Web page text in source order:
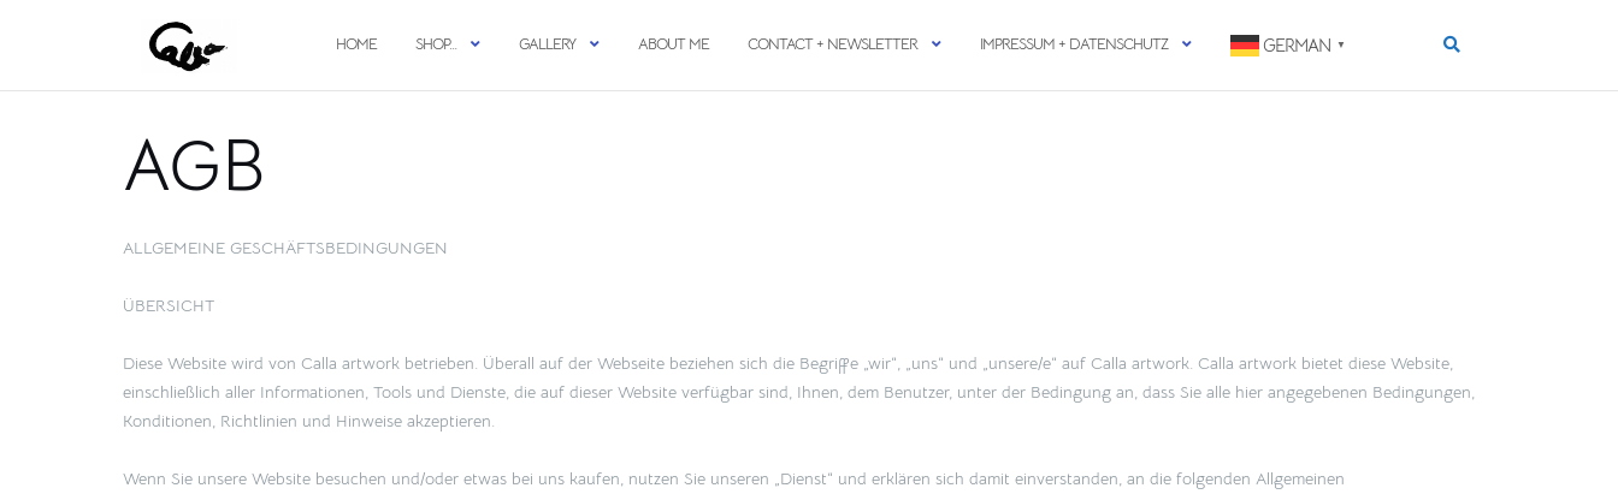
HOME SHOP… GALLERY ABOUT ME CONTACT + NEWSLETTER IMPRESSUM + DATENSCHUTZ GERMAN ▼
AGB
ALLGEMEINE GESCHÄFTSBEDINGUNGEN
ÜBERSICHT
Diese Website wird von Calla artwork betrieben. Überall auf der Webseite beziehen sich die Begriffe „wir“, „uns“ und „unsere/e“ auf Calla artwork. Calla artwork bietet diese Website,
einschließlich aller Informationen, Tools und Dienste, die auf dieser Website verfügbar sind, Ihnen, dem Benutzer, unter der Bedingung an, dass Sie alle hier angegebenen Bedingungen,
Konditionen, Richtlinien und Hinweise akzeptieren.
Wenn Sie unsere Website besuchen und/oder etwas bei uns kaufen, nutzen Sie unseren „Dienst“ und erklären sich damit einverstanden, an die folgenden Allgemeinen